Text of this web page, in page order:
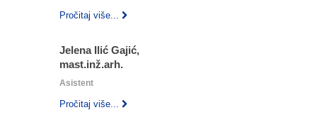
Pročitaj više...
Jelena Ilić Gajić,
mast.inž.arh.
Asistent
Pročitaj više...